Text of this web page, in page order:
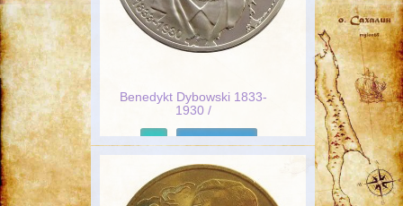
Benedykt Dybowski 1833-
1930 /